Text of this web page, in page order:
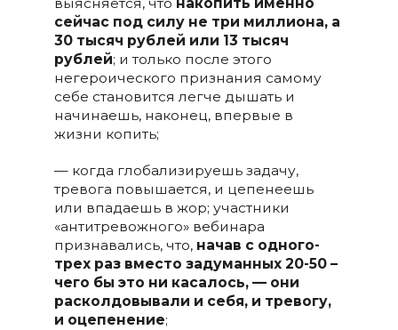
сейчас под силу не три миллиона, а
30 тысяч рублей или 13 тысяч
рублей; и только после этого
негероического признания самому
себе становится легче дышать и
начинаешь, наконец, впервые в
жизни копить;
— когда глобализируешь задачу,
тревога повышается, и цепенеешь
или впадаешь в жор; участники
«антитревожного» вебинара
признавались, что, начав с одного-
трех раз вместо задуманных 20-50 –
чего бы это ни касалось, — они
расколдовывали и себя, и тревогу,
и оцепенение;